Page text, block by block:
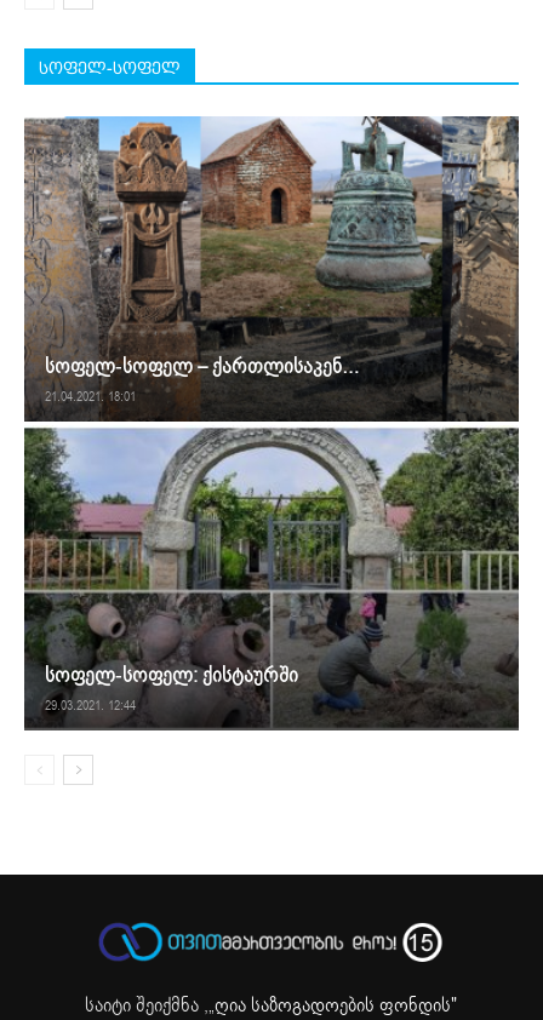
სოფელ-სოფელ
სოფელ-სოფელ – ქართლისაკენ…
21.04.2021. 18:01
სოფელ-სოფელ: ქისტაურში
29.03.2021. 12:44
საიტი შეიქმნა ,„ღია საზოგადოების ფონდის"